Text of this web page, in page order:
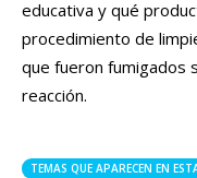
educativa y qué
procedimiento de
que fueron fumigados
reacción.
TEMAS QUE APARECEN EN